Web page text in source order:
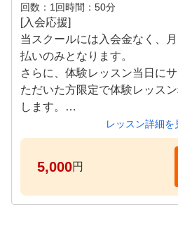
5．最高クラスのインストラクタ
当店ではUSGTFやCGTF等の資
トラクターがレッスンを指導い
また、女性インストラクターも
してレッスンを受けられます。
回数 1回時間 50分
[入会応援]
当スクールには入会金なく、
払いのみとなります。
さらに、体験レッスン当日に
ただいた方限定で体験レッス
します。
尚、ご入会時はご入会月＋翌
がございます。当日ご説明い
未経験者や初心者の方はクラ
礎からお教え致します。
時間内は打ち放題ですので、
レッスン詳細を
5,000円